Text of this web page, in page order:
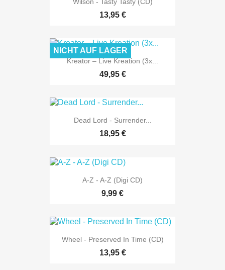
13,95 €
Kreator – Live Kreation (3x...
49,95 €
NICHT AUF LAGER
Dead Lord - Surrender...
18,95 €
A-Z - A-Z (Digi CD)
9,99 €
Wheel - Preserved In Time (CD)
13,95 €